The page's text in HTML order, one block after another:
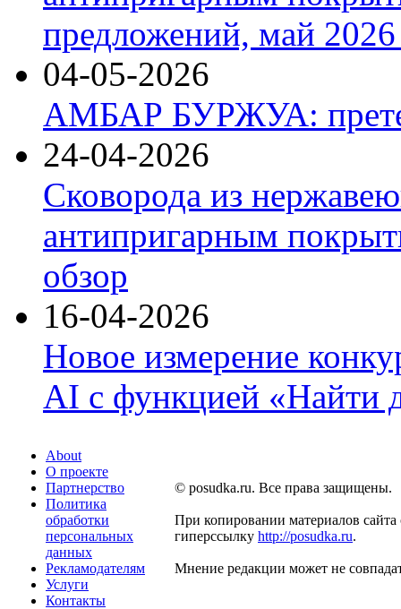
предложений, май 2026
04-05-2026
АМБАР БУРЖУА:
24-04-2026
Сковорода из
антипригарным
обзор
16-04-2026
Новое измерение
AI с функцией «Найти
About
О проекте
Партнерство
Политика
обработки
персональных
данных
Рекламодателям
Услуги
Контакты
© posudka.ru. Все права защищены.
При копировании материалов сайта
гиперссылку http://posudka.ru.
Мнение редакции может не